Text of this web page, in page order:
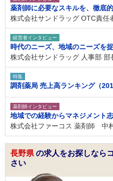
薬剤師に必要なスキルを、徹底
株式会社サンドラッグ OTC責
経営者インタビュー
時代のニーズ、地域のニーズを
株式会社サンドラッグ 人事部
特集
調剤薬局 売上高ランキング（
薬剤師インタビュー
地域での経験からマネジメント
株式会社ファーコス 薬剤師 中
長野県 の求人をお探しなら
さい